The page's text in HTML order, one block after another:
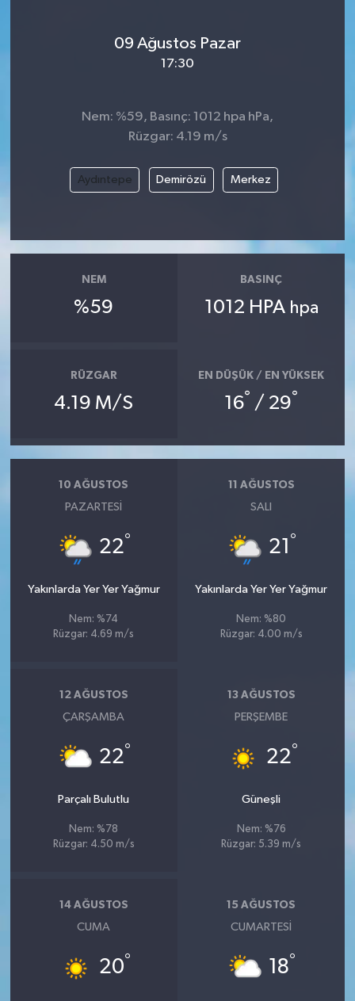
09 Ağustos Pazar
17:30
Nem: %59, Basınç: 1012 hpa hPa,
Rüzgar: 4.19 m/s
Aydıntepe Demirözü Merkez
NEM
%59
BASINÇ
1012 HPA hpa
RÜZGAR
4.19 M/S
EN DÜŞÜK / EN YÜKSEK
16° / 29°
10 AĞUSTOS
PAZARTESI
22°
Yakınlarda Yer Yer Yağmur
Nem: %74
Rüzgar: 4.69 m/s
11 AĞUSTOS
SALI
21 °
Yakınlarda Yer Yer Yağmur
Nem: %80
Rüzgar: 4.00 m/s
12 AĞUSTOS
ÇARŞAMBA
22°
Parçalı Bulutlu
Nem: %78
Rüzgar: 4.50 m/s
13 AĞUSTOS
PERŞEMBE
22°
Güneşli
Nem: %76
Rüzgar: 5.39 m/s
14 AĞUSTOS
CUMA
20°
15 AĞUSTOS
CUMARTESI
18°